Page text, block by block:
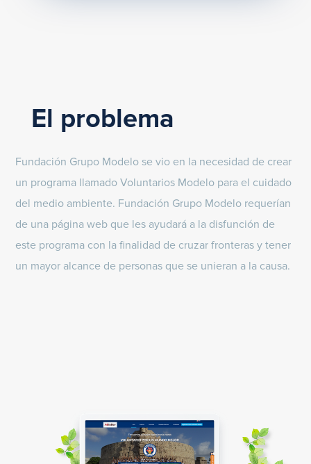
El problema
Fundación Grupo Modelo se vio en la necesidad de crear
un programa llamado Voluntarios Modelo para el cuidado
del medio ambiente. Fundación Grupo Modelo requerían
de una página web que les ayudará a la disfunción de
este programa con la finalidad de cruzar fronteras y tener
un mayor alcance de personas que se unieran a la causa.